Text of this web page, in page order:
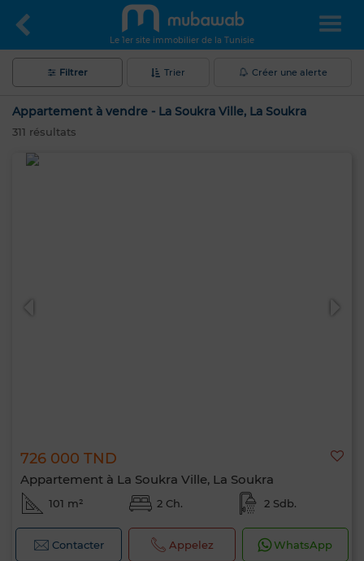
Le 1er site immobilier de la Tunisie
Filtrer Trier Créer une alerte
Appartement à vendre - La Soukra Ville, La Soukra
311 résultats
726 000 TND
Appartement à La Soukra Ville, La Soukra
101 m² 2 Ch. 2 Sdb.
Contacter Appelez WhatsApp